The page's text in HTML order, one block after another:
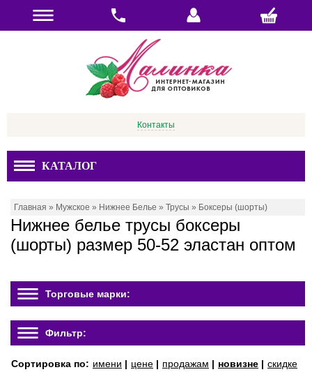
Контакты
КАТАЛОГ
Главная » Мужское » Нижнее Белье » Трусы » Боксеры (шорты)
Нижнее белье трусы боксеры
(шорты) размер 50-52 эластан оптом
Торговые марки:
Фильтр:
Сортировка по: имени | цене | продажам | новизне | скидке